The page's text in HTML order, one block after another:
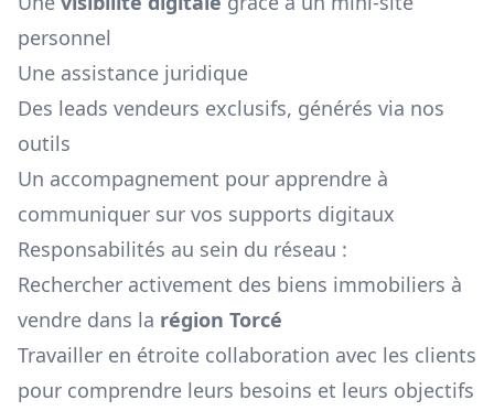
personnel
Une assistance juridique
Des leads vendeurs exclusifs, générés via nos
outils
Un accompagnement pour apprendre à
communiquer sur vos supports digitaux
Responsabilités au sein du réseau :
Rechercher activement des biens immobiliers à
vendre dans la région Torcé
Travailler en étroite collaboration avec les clients
pour comprendre leurs besoins et leurs objectifs